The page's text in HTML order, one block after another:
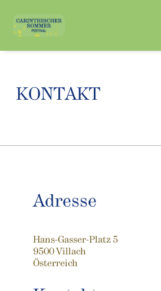
KONTAKT
Adresse
Hans-Gasser-Platz 5
9500 Villach
Österreich